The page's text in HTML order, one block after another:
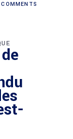
COMMENTS